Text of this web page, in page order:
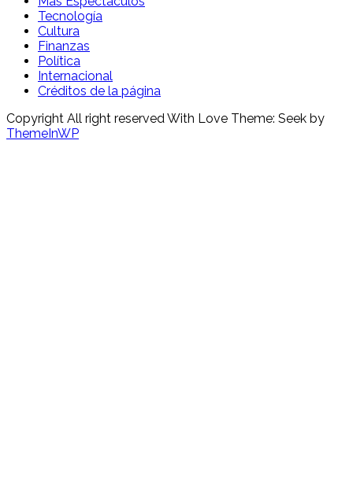
Tecnología
Cultura
Finanzas
Política
Internacional
Créditos de la página
Copyright All right reserved With Love Theme: Seek by
ThemeInWP